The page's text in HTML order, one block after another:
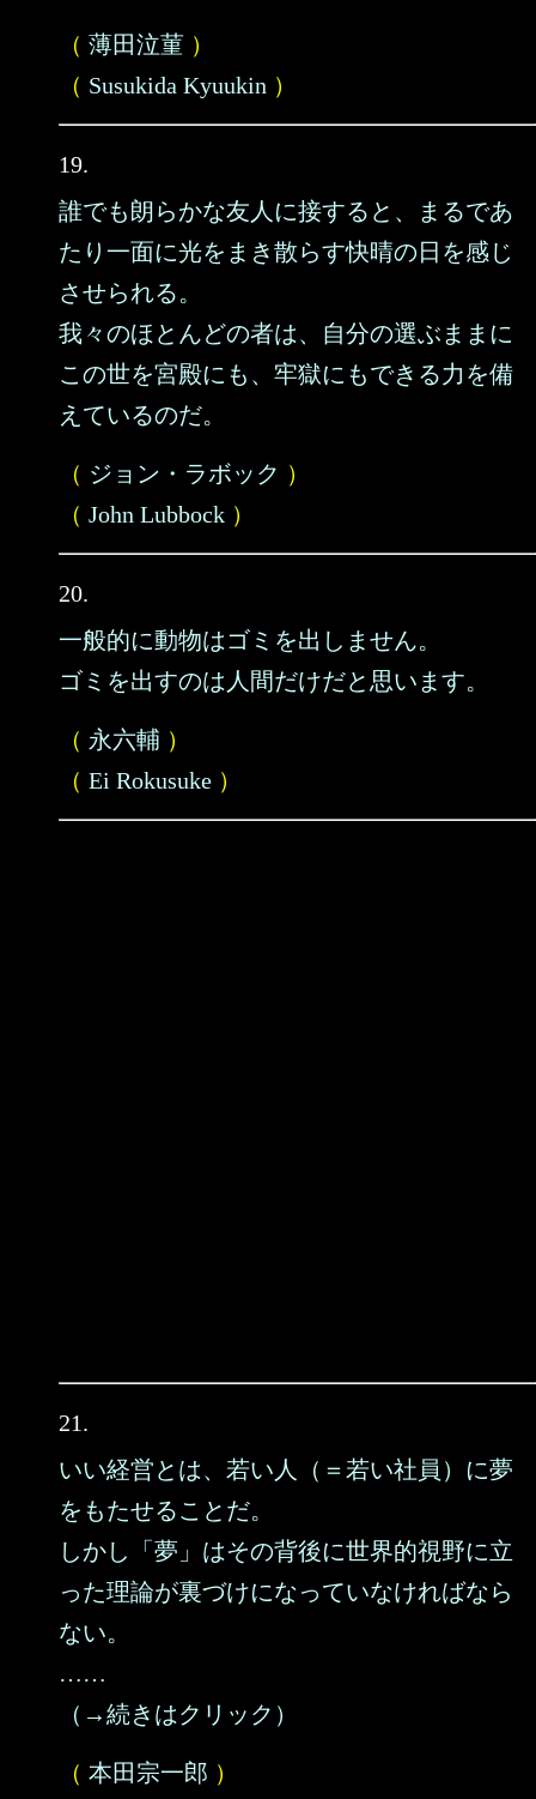
（ 薄田泣菫 ）
（ Susukida Kyuukin ）
19.
誰でも朗らかな友人に接すると、まるであ
たり一面に光をまき散らす快晴の日を感じ
させられる。
我々のほとんどの者は、自分の選ぶままに
この世を宮殿にも、牢獄にもできる力を備
えているのだ。
（ ジョン・ラボック ）
（ John Lubbock ）
20.
一般的に動物はゴミを出しません。
ゴミを出すのは人間だけだと思います。
（ 永六輔 ）
（ Ei Rokusuke ）
21.
いい経営とは、若い人（＝若い社員）に夢
をもたせることだ。
しかし「夢」はその背後に世界的視野に立
った理論が裏づけになっていなければなら
ない。
……
（→続きはクリック）
（ 本田宗一郎 ）